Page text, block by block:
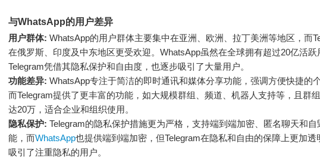
与WhatsApp的用户差异
用户群体: WhatsApp的用户群体主要集中在亚洲、欧洲、拉丁美洲等地区，而
在俄罗斯、印度及中东地区更受欢迎。WhatsApp虽然在全球拥有超过20亿活跃
Telegram凭借其隐私保护和自由度，也逐步吸引了大量用户。
功能差异: WhatsApp专注于简洁的即时通讯和媒体分享功能，强调方便快捷的个
而Telegram提供了更丰富的功能，如大规模群组、频道、机器人支持等，且群
达20万，适合企业和组织使用。
隐私保护: Telegram的隐私保护措施更为严格，支持端到端加密、匿名聊天和自
能，而WhatsApp也提供端到端加密，但Telegram在隐私和自由的保障上更加透
吸引了注重隐私的用户。